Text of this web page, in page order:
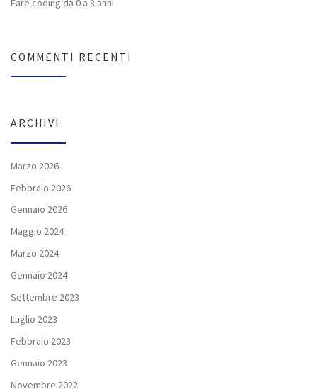
Fare coding da 0 a 8 anni
COMMENTI RECENTI
ARCHIVI
Marzo 2026
Febbraio 2026
Gennaio 2026
Maggio 2024
Marzo 2024
Gennaio 2024
Settembre 2023
Luglio 2023
Febbraio 2023
Gennaio 2023
Novembre 2022